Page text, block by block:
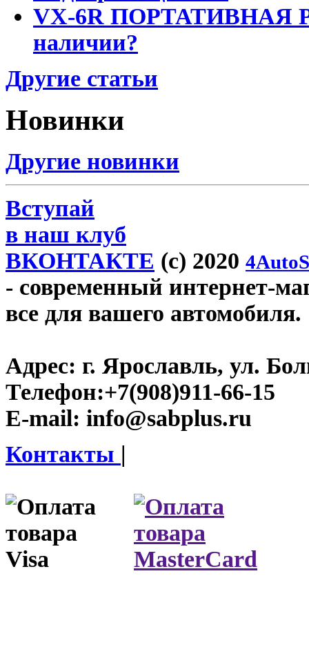
VX-6R ПОРТАТИВНАЯ
наличии?
Другие статьи
Новинки
Другие новинки
Вступай
в наш клуб
ВКОНТАКТЕ (c) 2020
- современный интернет-
все для вашего автомобиля.
Адрес: г. Ярославль, ул.
Телефон:+7(908)911-66-15
E-mail: info@sabplus.ru
Контакты |